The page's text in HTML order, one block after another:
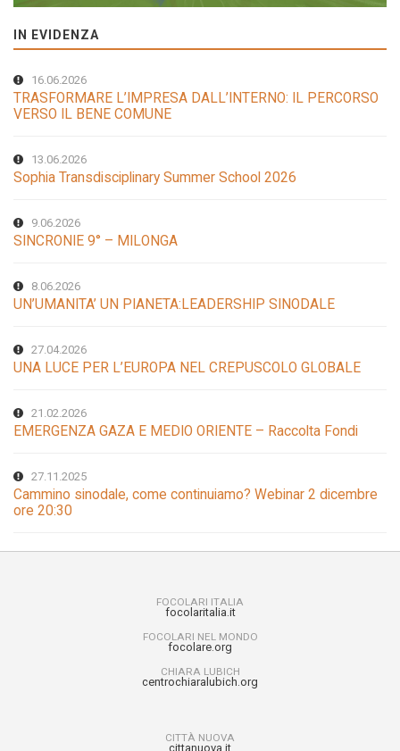
IN EVIDENZA
16.06.2026
TRASFORMARE L’IMPRESA DALL’INTERNO: IL PERCORSO
VERSO IL BENE COMUNE
13.06.2026
Sophia Transdisciplinary Summer School 2026
9.06.2026
SINCRONIE 9° – MILONGA
8.06.2026
UN’UMANITA’ UN PIANETA:LEADERSHIP SINODALE
27.04.2026
UNA LUCE PER L’EUROPA NEL CREPUSCOLO GLOBALE
21.02.2026
EMERGENZA GAZA E MEDIO ORIENTE – Raccolta Fondi
27.11.2025
Cammino sinodale, come continuiamo? Webinar 2 dicembre
ore 20:30
FOCOLARI ITALIA
focolaritalia.it
FOCOLARI NEL MONDO
focolare.org
CHIARA LUBICH
centrochiaralubich.org
CITTÀ NUOVA
cittanuova.it